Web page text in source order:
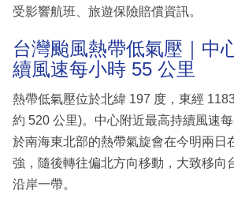
欄
訂
閱
專
區
受影響航班、旅遊保險賠償資訊。
台灣颱風熱帶低氣壓｜中
續風速每小時 55 公里
熱帶低氣壓位於北緯 197 度，東經
約 520 公里)。中心附近最高持續風速
於南海東北部的熱帶氣旋會在今明兩日
強，隨後轉往偏北方向移動，大致移向
沿岸一帶。